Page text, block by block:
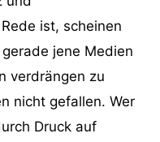
ist, scheinen
jene Medien
verdrängen zu
nicht gefallen. Wer
Druck auf